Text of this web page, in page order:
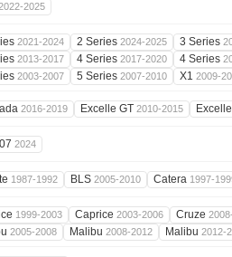
2025
2021-2024 2 Series 2024-2025 3 Series
2013-2017 4 Series 2017-2020 4 Series
2003-2007 5 Series 2007-2010 X1 2009-
2016-2019 Excelle GT 2010-2015
2024
1987-1992 BLS 2005-2010 Catera 1997-
1999-2003 Caprice 2003-2006 Cruze
2005-2008 Malibu 2008-2012 Malibu 2012-